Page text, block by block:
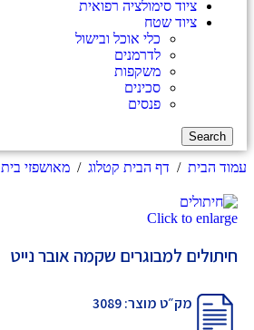
ציוד סימולציה רפואית
ציוד שטח
כלי אוכל ובישול
לדרמנים
משקפות
סכינים
פנסים
Search
עמוד הבית / דף הבית קטלוג / מאושפזי בית
Click to enlarge
חיתולים למבוגרים שקמה אובר נייט
מק״ט מוצר: 3089